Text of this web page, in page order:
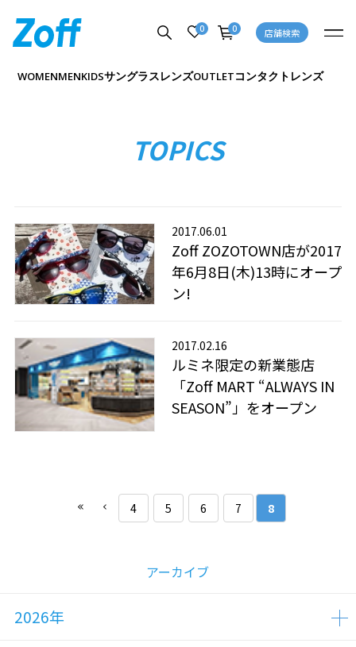
0 0 店舗検索
WOMENMENKIDSサングラスレンズOUTLETコンタクトレンズ
TOPICS
2017.06.01
Zoff ZOZOTOWN店が2017
年6月8日(木)13時にオープ
ン!
2017.02.16
ルミネ限定の新業態店
「Zoff MART “ALWAYS IN
SEASON”」をオープン
4 5 6 7 8
アーカイブ
2026年